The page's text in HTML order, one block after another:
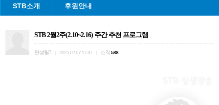
STB소개 후원안내
STB 2월2주(2.10~2.16) 주간 추천 프로그램
편성팀3 2025.02.07 17:37 조회 588